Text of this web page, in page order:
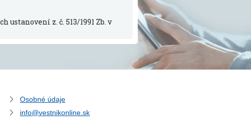
ustanovení z. č. 513/1991 Zb. v
Osobné údaje
info@vestnikonline.sk